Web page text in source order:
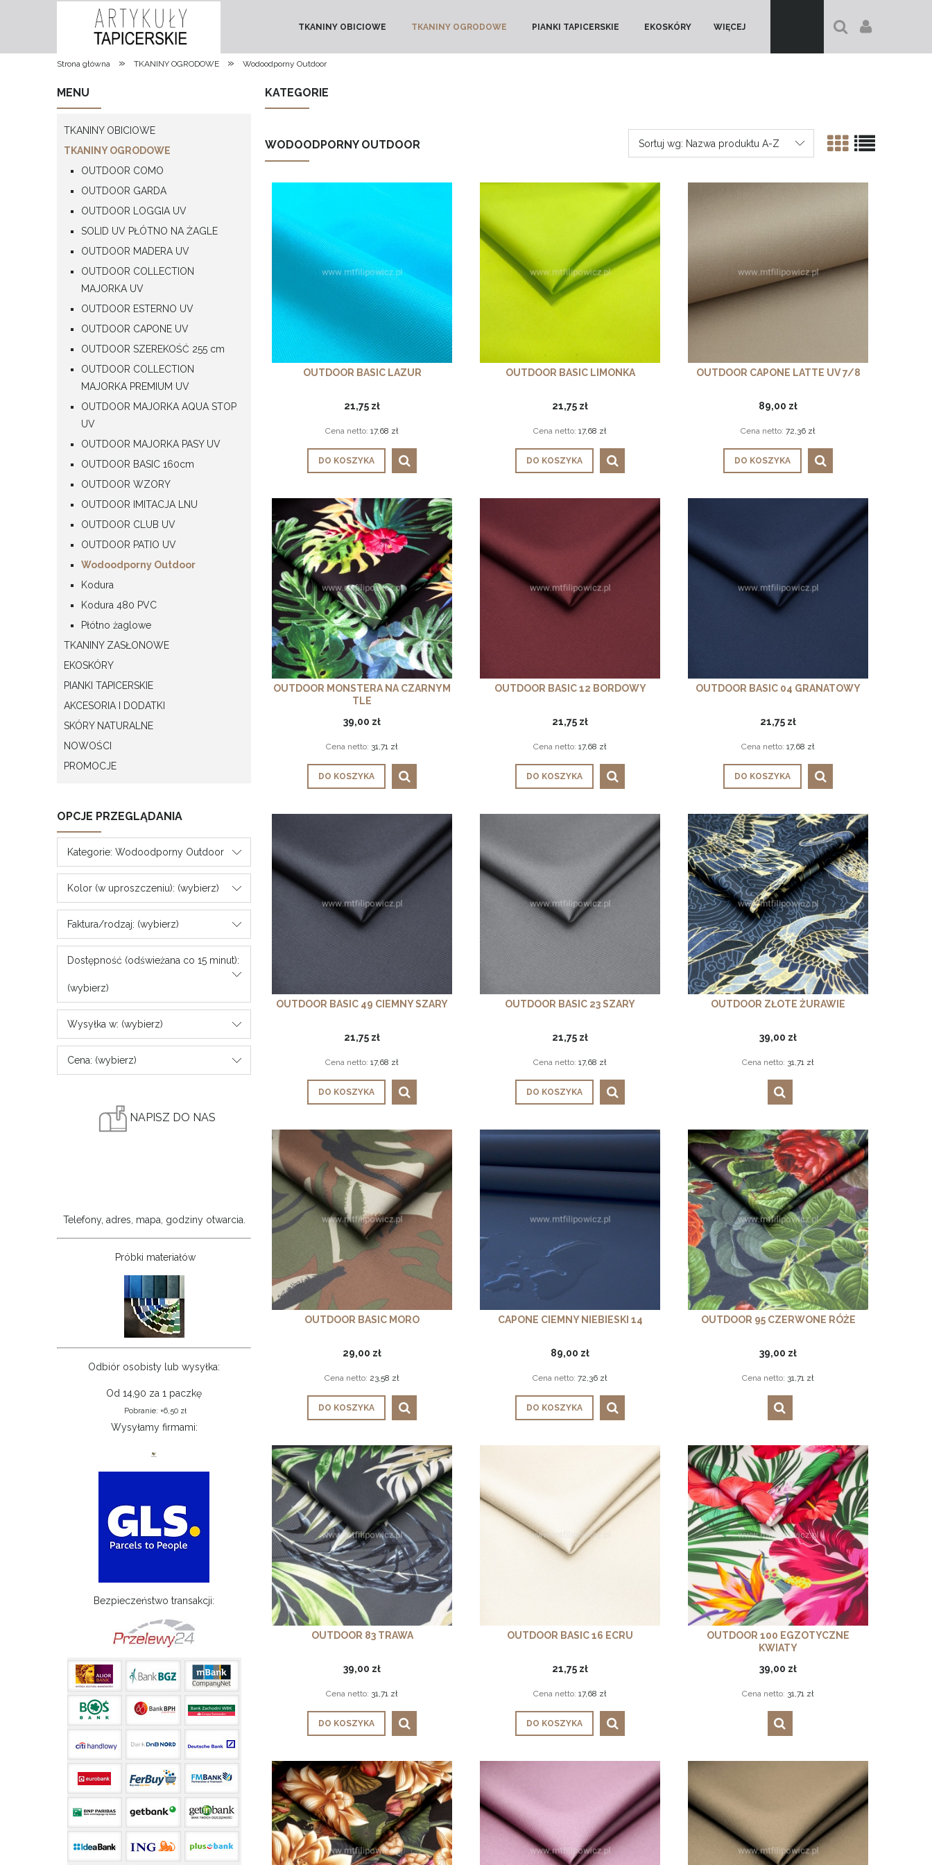
TKANINY OBICIOWE TKANINY OGRODOWE PIANKI TAPICERSKIE EKOSKÓRY WIĘCEJ
Strona główna » TKANINY OGRODOWE » Wodoodporny Outdoor
MENU
TKANINY OBICIOWE
TKANINY OGRODOWE
OUTDOOR COMO
OUTDOOR GARDA
OUTDOOR LOGGIA UV
SOLID UV PŁÓTNO NA ŻAGLE
OUTDOOR MADERA UV
OUTDOOR COLLECTION
MAJORKA UV
OUTDOOR ESTERNO UV
OUTDOOR CAPONE UV
OUTDOOR SZEREKOŚĆ 255 cm
OUTDOOR COLLECTION
MAJORKA PREMIUM UV
OUTDOOR MAJORKA AQUA STOP
UV
OUTDOOR MAJORKA PASY UV
OUTDOOR BASIC 160cm
OUTDOOR WZORY
OUTDOOR IMITACJA LNU
OUTDOOR CLUB UV
OUTDOOR PATIO UV
Wodoodporny Outdoor
Kodura
Kodura 480 PVC
Płótno żaglowe
TKANINY ZASŁONOWE
EKOSKÓRY
PIANKI TAPICERSKIE
AKCESORIA I DODATKI
SKÓRY NATURALNE
NOWOŚCI
PROMOCJE
OPCJE PRZEGLĄDANIA
Kategorie: Wodoodporny Outdoor
Kolor (w uproszczeniu): (wybierz)
Faktura/rodzaj: (wybierz)
Dostępność (odświeżana co 15 minut):
(wybierz)
Wysyłka w: (wybierz)
Cena: (wybierz)
NAPISZ DO NAS
Telefony, adres, mapa, godziny otwarcia.
Próbki materiałów
Odbiór osobisty lub wysyłka:
Od 14,90 za 1 paczkę
Pobranie: +6,50 zł
Wysyłamy firmami:
Bezpieczeństwo transakcji:
KATEGORIE
WODOODPORNY OUTDOOR Sortuj wg: Nazwa produktu A-Z
OUTDOOR BASIC LAZUR
21,75 zł
Cena netto: 17,68 zł
DO KOSZYKA
OUTDOOR BASIC LIMONKA
21,75 zł
Cena netto: 17,68 zł
DO KOSZYKA
OUTDOOR CAPONE LATTE UV 7/8
89,00 zł
Cena netto: 72,36 zł
DO KOSZYKA
OUTDOOR MONSTERA NA CZARNYM
TLE
39,00 zł
Cena netto: 31,71 zł
DO KOSZYKA
OUTDOOR BASIC 12 BORDOWY
21,75 zł
Cena netto: 17,68 zł
DO KOSZYKA
OUTDOOR BASIC 04 GRANATOWY
21,75 zł
Cena netto: 17,68 zł
DO KOSZYKA
OUTDOOR BASIC 49 CIEMNY SZARY
21,75 zł
Cena netto: 17,68 zł
DO KOSZYKA
OUTDOOR BASIC 23 SZARY
21,75 zł
Cena netto: 17,68 zł
DO KOSZYKA
OUTDOOR ZŁOTE ŻURAWIE
39,00 zł
Cena netto: 31,71 zł
OUTDOOR BASIC MORO
29,00 zł
Cena netto: 23,58 zł
DO KOSZYKA
CAPONE CIEMNY NIEBIESKI 14
89,00 zł
Cena netto: 72,36 zł
DO KOSZYKA
OUTDOOR 95 CZERWONE RÓŻE
39,00 zł
Cena netto: 31,71 zł
OUTDOOR 83 TRAWA
39,00 zł
Cena netto: 31,71 zł
DO KOSZYKA
OUTDOOR BASIC 16 ECRU
21,75 zł
Cena netto: 17,68 zł
DO KOSZYKA
OUTDOOR 100 EGZOTYCZNE
KWIATY
39,00 zł
Cena netto: 31,71 zł